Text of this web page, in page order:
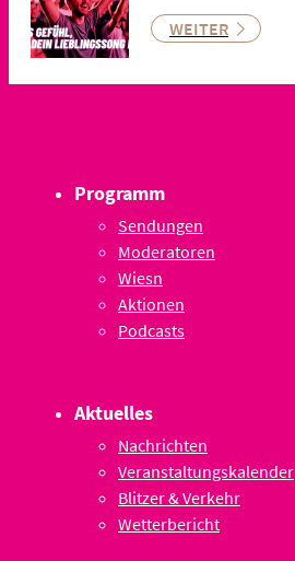
WEITER
Programm
Sendungen
Moderatoren
Wiesn
Aktionen
Podcasts
Aktuelles
Nachrichten
Veranstaltungskalender
Blitzer & Verkehr
Wetterbericht